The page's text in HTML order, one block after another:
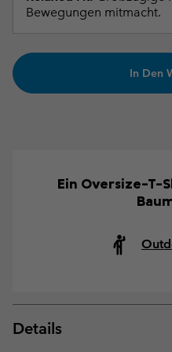
Bewegungen mitmacht.
In Den
Ein Oversize-T-
Details